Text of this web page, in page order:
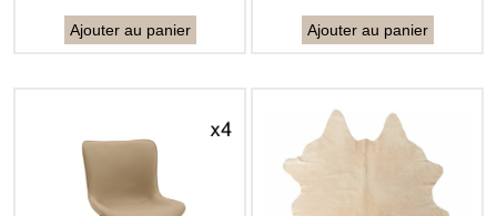
Ajouter au panier Ajouter au panier